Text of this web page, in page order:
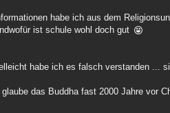
habe ich aus dem
ist schule wohl doch gut
habe ich es falsch verstanden ...
das Buddha fast 2000 Jahre vor